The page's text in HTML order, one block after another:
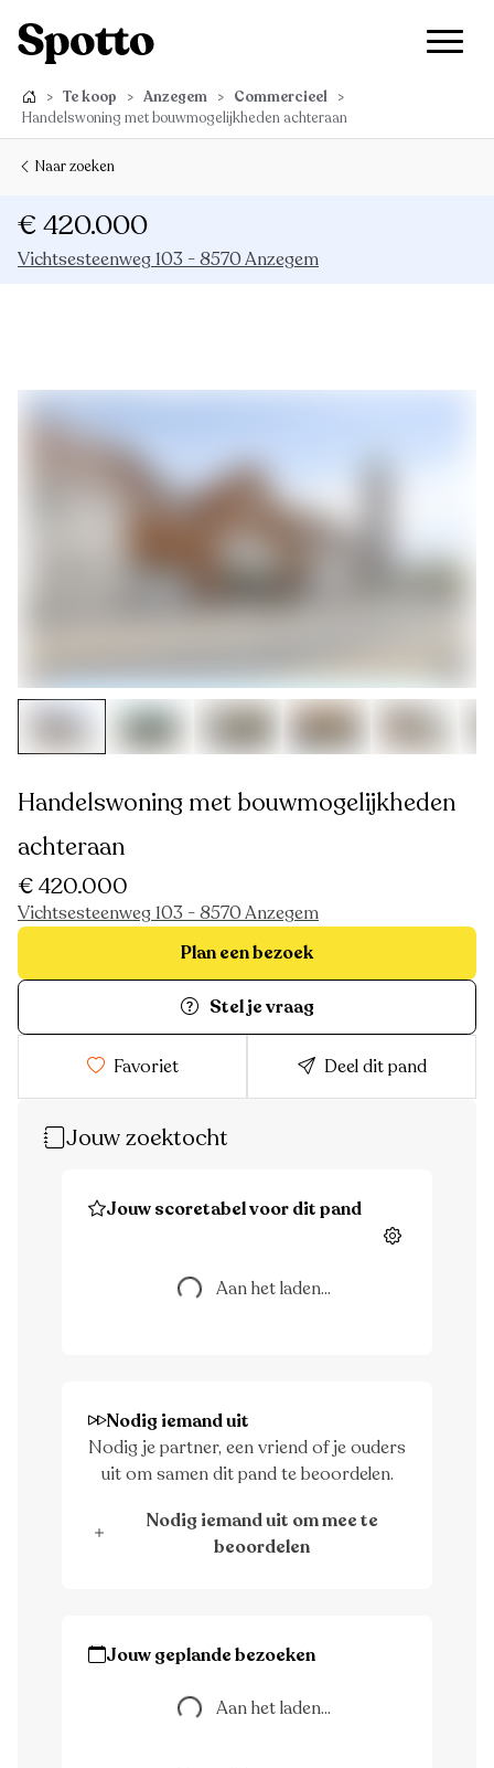
> Te koop > Anzegem > Commercieel >
Handelswoning met bouwmogelijkheden achteraan
Naar zoeken
€ 420.000
Vichtsesteenweg 103 - 8570 Anzegem
Handelswoning met bouwmogelijkheden
achteraan
€ 420.000
Vichtsesteenweg 103 - 8570 Anzegem
Plan een bezoek
Stel je vraag
Favoriet Deel dit pand
Jouw zoektocht
Jouw scoretabel voor dit pand
Instellingen
Aan het laden... Aan het laden...
Nodig iemand uit
Nodig je partner, een vriend of je ouders
uit om samen dit pand te beoordelen.
Nodig iemand uit om mee te
beoordelen
Jouw geplande bezoeken
Aan het laden... Aan het laden...